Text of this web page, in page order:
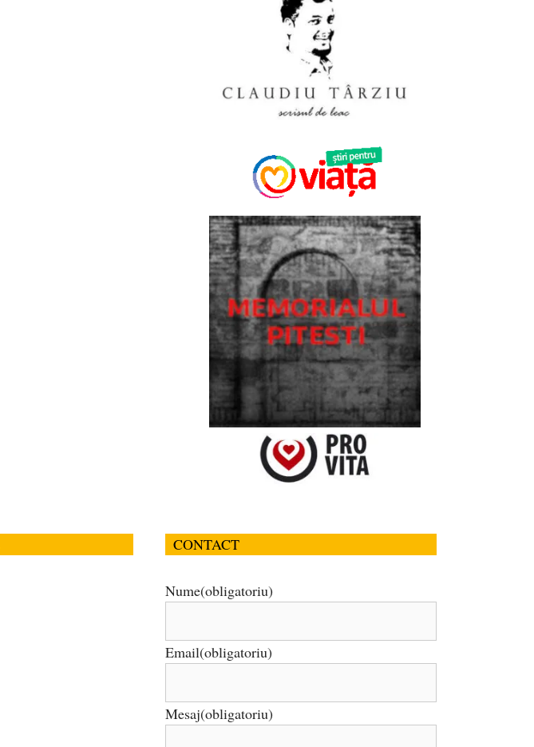
CONTACT
Nume(obligatoriu)
Email(obligatoriu)
Mesaj(obligatoriu)